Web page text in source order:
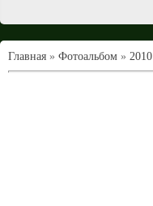
Главная » Фотоальбом » 2010